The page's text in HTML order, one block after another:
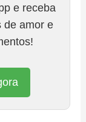
e receba
de amor e